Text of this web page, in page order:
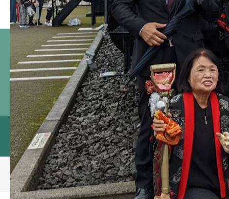
ブログアーカイブページに表示するキャッチ
フレーズ
ブログ
HOME
プロフィール
勝俣のぼるの志
のぼかつブログ
Facebook